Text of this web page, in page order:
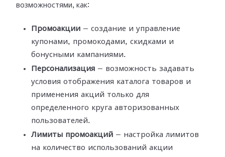
возможностями, как:
Промоакции — создание и управление
купонами, промокодами, скидками и
бонусными кампаниями.
Персонализация — возможность задавать
условия отображения каталога товаров и
применения акций только для
определенного круга авторизованных
пользователей.
Лимиты промоакций — настройка лимитов
на количество использований акции